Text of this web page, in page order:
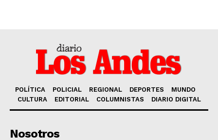
POLÍTICA POLICIAL REGIONAL DEPORTES
MUNDO
CULTURA
EDITORIAL COLUMNISTAS DIARIO DIGITAL
Nosotros